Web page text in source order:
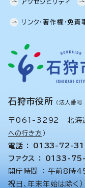
アクセシビリティ
リンク・著作権・免責
石狩市役所 （法人番
〒061-3292 北海道
への行き方 ）
電話 ： 0133-72-
ファクス ： 0133-
開庁時間 ： 午前8時
祝日、年末年始は除く）